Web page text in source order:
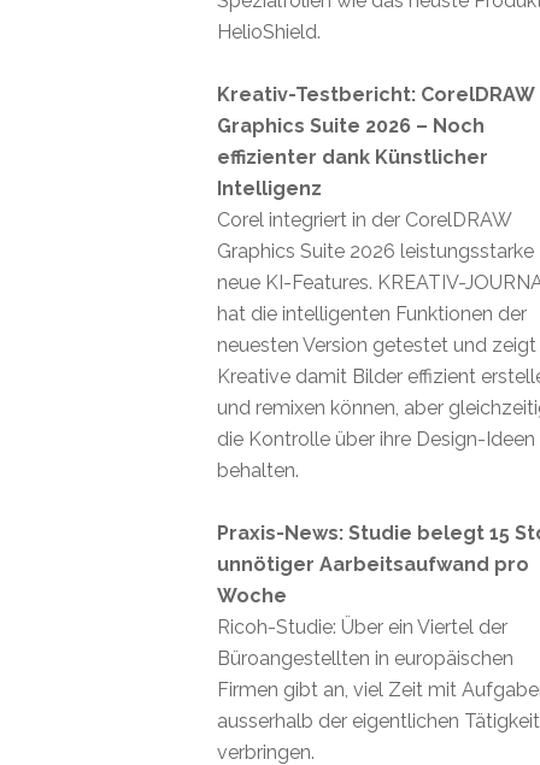
HelioShield.
Kreativ-Testbericht: CorelDRAW
Graphics Suite 2026 – Noch
effizienter dank Künstlicher
Intelligenz
Corel integriert in der CorelDRAW
Graphics Suite 2026 leistungsstarke
neue KI-Features. KREATIV-
hat die intelligenten Funktionen der
neuesten Version getestet und
Kreative damit Bilder effizient
und remixen können, aber
die Kontrolle über ihre Design-Ideen
behalten.
Praxis-News: Studie belegt 15
unnötiger Aarbeitsaufwand pro
Woche
Ricoh-Studie: Über ein Viertel der
Büroangestellten in europäischen
Firmen gibt an, viel Zeit mit
ausserhalb der eigentlichen
verbringen.